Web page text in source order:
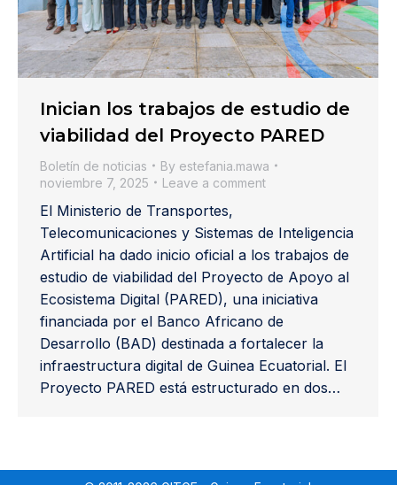
Inician los trabajos de estudio de
viabilidad del Proyecto PARED
Boletín de noticias By estefania.mawa
noviembre 7, 2025
Leave a comment
El Ministerio de Transportes,
Telecomunicaciones y Sistemas de Inteligencia
Artificial ha dado inicio oficial a los trabajos de
estudio de viabilidad del Proyecto de Apoyo al
Ecosistema Digital (PARED), una iniciativa
financiada por el Banco Africano de
Desarrollo (BAD) destinada a fortalecer la
infraestructura digital de Guinea Ecuatorial. El
Proyecto PARED está estructurado en dos…